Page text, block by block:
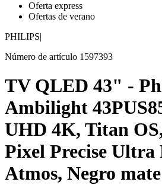
Oferta express
Ofertas de verano
PHILIPS|
Número de artículo 1597393
TV QLED 43" -
Ambilight
UHD 4K, Titan
Pixel Precise
Atmos, Negro mate